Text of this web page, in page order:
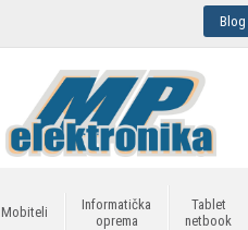
Blog
Mobiteli
Informatička
oprema
Tablet
netbook